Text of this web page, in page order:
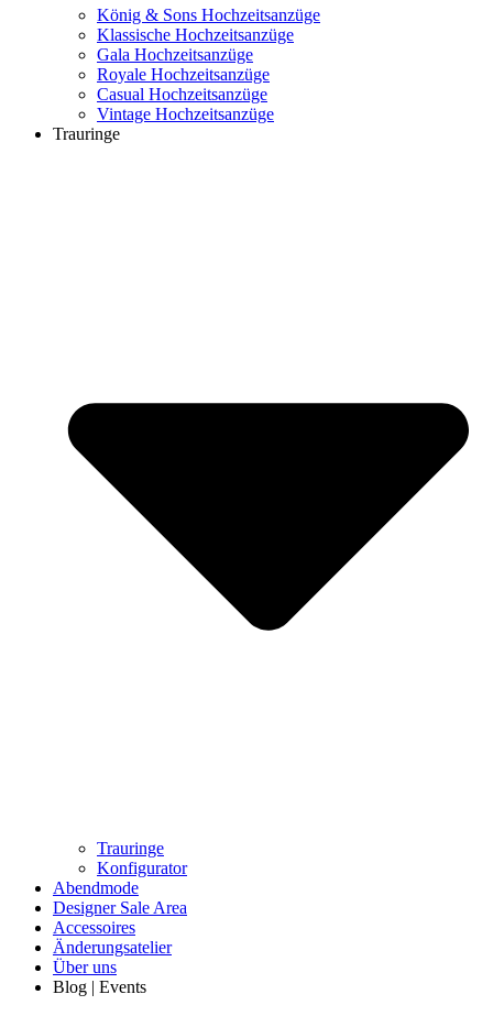
König & Sons Hochzeitsanzüge
Klassische Hochzeitsanzüge
Gala Hochzeitsanzüge
Royale Hochzeitsanzüge
Casual Hochzeitsanzüge
Vintage Hochzeitsanzüge
Trauringe
Trauringe
Konfigurator
Abendmode
Designer Sale Area
Accessoires
Änderungsatelier
Über uns
Blog | Events